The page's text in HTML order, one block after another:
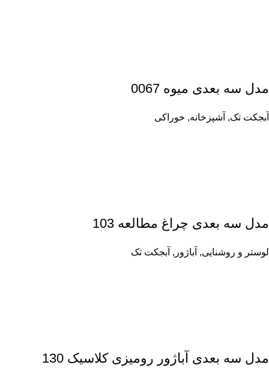
مدل سه بعدی میوه 0067
آبجکت تک, آشپزخانه, خوراکی
مدل سه بعدی چراغ مطالعه 103
لوستر و روشنایی, آباژور , آبجکت تک
مدل سه بعدی آباژور رومیزی کلاسیک 130